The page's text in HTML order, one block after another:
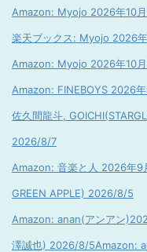
Amazon: Myojo 2026年10
楽天ブックス: Myojo 2026
Amazon: Myojo 2026年10
Amazon: FINEBOYS 2026
佐久間龍斗,
2026/8/7
Amazon: 音楽と人 2026年9
GREEN APPLE) 2026/8/5
Amazon: anan(アンアン
澤誠也) 2026/8/5Amazon: